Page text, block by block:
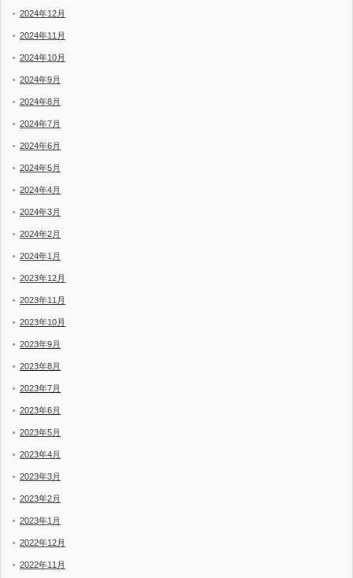
2024年12月
2024年11月
2024年10月
2024年9月
2024年8月
2024年7月
2024年6月
2024年5月
2024年4月
2024年3月
2024年2月
2024年1月
2023年12月
2023年11月
2023年10月
2023年9月
2023年8月
2023年7月
2023年6月
2023年5月
2023年4月
2023年3月
2023年2月
2023年1月
2022年12月
2022年11月